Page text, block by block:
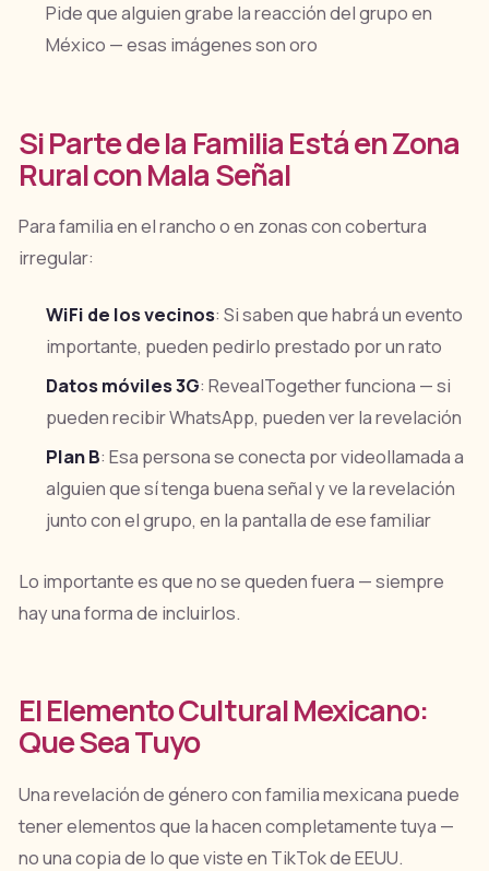
Pide que alguien grabe la reacción del grupo en
México — esas imágenes son oro
Si Parte de la Familia Está en Zona
Rural con Mala Señal
Para familia en el rancho o en zonas con cobertura
irregular:
WiFi de los vecinos: Si saben que habrá un evento
importante, pueden pedirlo prestado por un rato
Datos móviles 3G: RevealTogether funciona — si
pueden recibir WhatsApp, pueden ver la revelación
Plan B: Esa persona se conecta por videollamada a
alguien que sí tenga buena señal y ve la revelación
junto con el grupo, en la pantalla de ese familiar
Lo importante es que no se queden fuera — siempre
hay una forma de incluirlos.
El Elemento Cultural Mexicano:
Que Sea Tuyo
Una revelación de género con familia mexicana puede
tener elementos que la hacen completamente tuya —
no una copia de lo que viste en TikTok de EEUU.